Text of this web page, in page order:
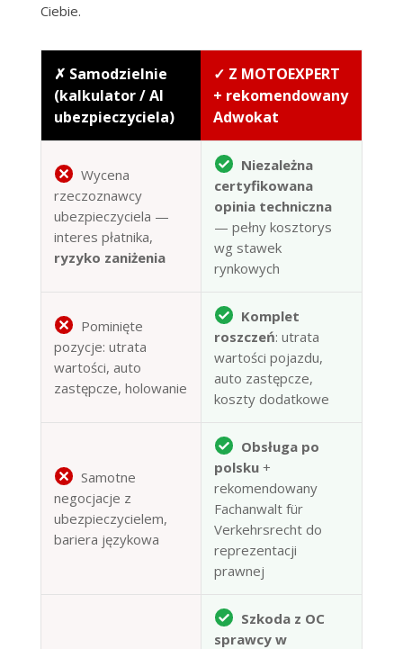
Ciebie.
✗ Samodzielnie
(kalkulator / AI
ubezpieczyciela)
✓ Z MOTOEXPERT
+ rekomendowany
Adwokat
Wycena
rzeczoznawcy
ubezpieczyciela —
interes płatnika,
ryzyko zaniżenia
Niezależna
certyfikowana
opinia techniczna
— pełny kosztorys
wg stawek
rynkowych
Pominięte
pozycje: utrata
wartości, auto
zastępcze, holowanie
Komplet
roszczeń: utrata
wartości pojazdu,
auto zastępcze,
koszty dodatkowe
Samotne
negocjacje z
ubezpieczycielem,
bariera językowa
Obsługa po
polsku+
rekomendowany
Fachanwalt für
Verkehrsrecht do
reprezentacji
prawnej
Szkoda z OC
sprawcy w